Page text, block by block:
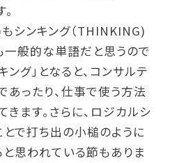
シンキング（THINKING)
一般的な単語だと思うので
ング」となると、コンサルテ
あったり、仕事で使う方法
ます。さらに、ロジカルシ
で打ち出の小槌のように
思われている節もありま